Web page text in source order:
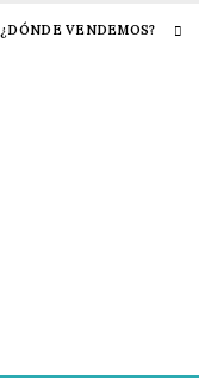
¿DÓNDE VENDEMOS?